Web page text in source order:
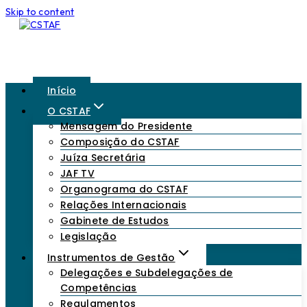
Skip to content
Início
O CSTAF
Mensagem do Presidente
Composição do CSTAF
Juíza Secretária
JAF TV
Organograma do CSTAF
Relações Internacionais
Gabinete de Estudos
Legislação
Instrumentos de Gestão
Delegações e Subdelegações de
Competências
Regulamentos